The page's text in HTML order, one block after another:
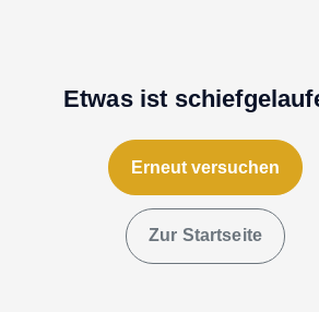
Etwas ist
Erneut versuchen
Zur Startseite